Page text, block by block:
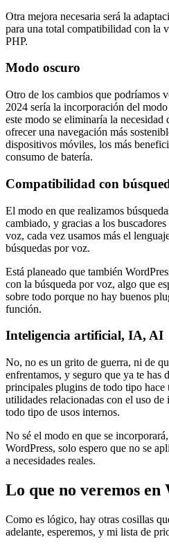
Otra mejora necesaria será la
para una total compatibilidad con la
PHP.
Modo oscuro
Otro de los cambios que podríamos
2024 sería la incorporación del
este modo se eliminaría la necesidad
ofrecer una navegación más
dispositivos móviles, los más
consumo de batería.
Compatibilidad con
El modo en que realizamos
cambiado, y gracias a los
voz, cada vez usamos más el
búsquedas por voz.
Está planeado que también
con la búsqueda por voz, algo que
sobre todo porque no hay buenos
función.
Inteligencia artificial, IA, AI
No, no es un grito de guerra, ni de
enfrentamos, y seguro que ya te has
principales plugins de todo tipo hace
utilidades relacionadas con el uso
todo tipo de usos internos.
No sé el modo en que se
WordPress, solo espero que no se
a necesidades reales.
Lo que no veremos en
Como es lógico, hay otras cosillas
adelante, esperemos, y mi lista de